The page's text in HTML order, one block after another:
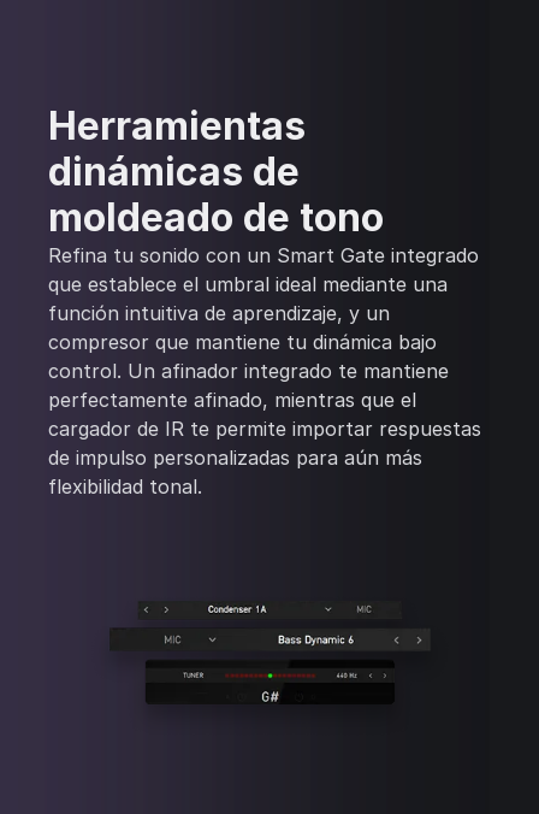
Herramientas
dinámicas de
moldeado de tono
Refina tu sonido con un Smart Gate integrado
que establece el umbral ideal mediante una
función intuitiva de aprendizaje, y un
compresor que mantiene tu dinámica bajo
control. Un afinador integrado te mantiene
perfectamente afinado, mientras que el
cargador de IR te permite importar respuestas
de impulso personalizadas para aún más
flexibilidad tonal.